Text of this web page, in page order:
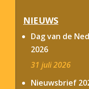
NIEUWS
Dag van de
2026
31 juli 2026
Nieuwsbrief